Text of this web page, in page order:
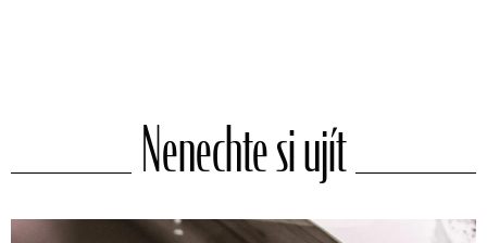
Nenechte si ujít